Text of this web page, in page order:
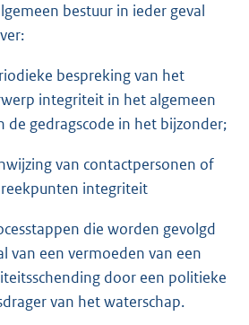
bestuur in ieder geval
bespreking van het
integriteit in het algemeen
de gedragscode in het bijzonder;
van contactpersonen of
integriteit
die worden gevolgd
van een vermoeden van een
door een politieke
van het waterschap.